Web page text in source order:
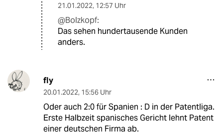
21.01.2022, 12:57 Uhr
@Bolzkopf:
Das sehen hundertausende Kunden
anders.
fly
20.01.2022, 15:56 Uhr
Oder auch 2:0 für Spanien : D in der Patentliga.
Erste Halbzeit spanisches Gericht lehnt Patent
einer deutschen Firma ab.